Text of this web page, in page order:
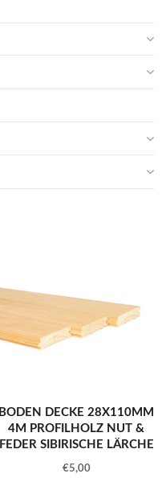
BODEN DECKE 28X110MM
4M PROFILHOLZ NUT &
FEDER SIBIRISCHE LÄRCHE
€5,00